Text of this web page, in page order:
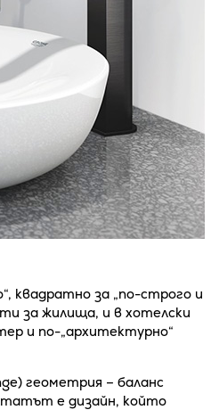
квадратно за „по-строго и
за жилища, и в хотелски
и по-„архитектурно“
геометрия – баланс
е дизайн, който